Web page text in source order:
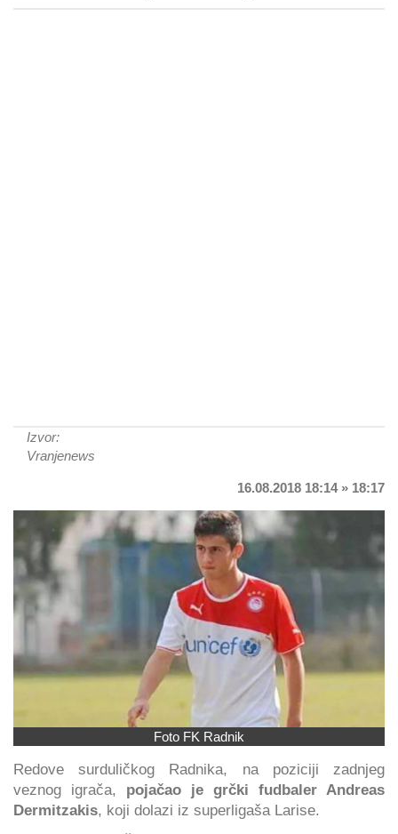
Izvor:
Vranjenews
16.08.2018 18:14 » 18:17
Foto FK Radnik
Redove surduličkog Radnika, na poziciji zadnjeg
veznog igrača, pojačao je
grčki fudbaler Andreas
Dermitzakis, koji dolazi iz superligaša Larise.